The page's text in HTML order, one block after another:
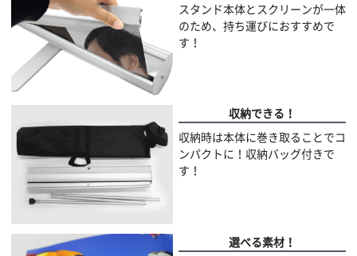
スタンド本体とスクリーンが一体
のため、持ち運びにおすすめで
す！
収納できる！
収納時は本体に巻き取ることでコ
ンパクトに！収納バッグ付きで
す！
選べる素材！